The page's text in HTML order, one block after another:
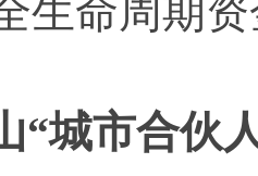
生命周期
“城市合伙